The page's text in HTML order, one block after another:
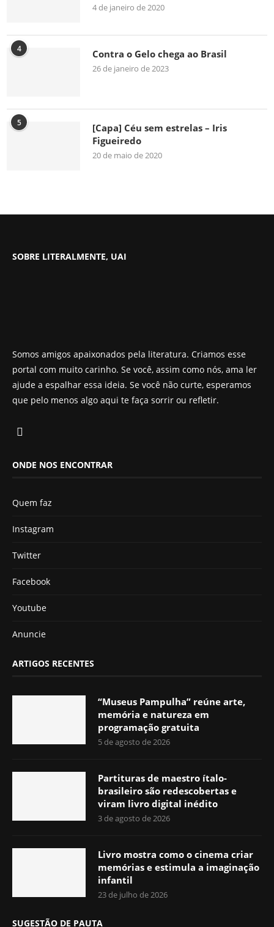
4 de janeiro de 2020
4 Contra o Gelo chega ao Brasil
26 de janeiro de 2023
5
[Capa] Céu sem estrelas – Iris
Figueiredo
20 de maio de 2020
SOBRE LITERALMENTE, UAI
Somos amigos apaixonados pela literatura. Criamos esse
portal com muito carinho. Se você, assim como nós, ama ler
ajude a espalhar essa ideia. Se você não curte, esperamos
que pelo menos algo aqui te faça sorrir ou refletir.
ONDE NOS ENCONTRAR
Quem faz
Instagram
Twitter
Facebook
Youtube
Anuncie
ARTIGOS RECENTES
“Museus Pampulha” reúne arte,
memória e natureza em
programação gratuita
5 de agosto de 2026
Partituras de maestro ítalo-
brasileiro são redescobertas e
viram livro digital inédito
3 de agosto de 2026
Livro mostra como o cinema criar
memórias e estimula a imaginação
infantil
23 de julho de 2026
SUGESTÃO DE PAUTA